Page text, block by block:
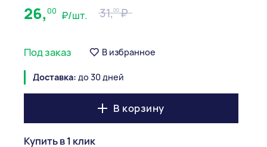
26,00 ₽/шт. 31,00
Под заказ В избранное
Доставка: до 30 дней
В корзину
Купить в 1 клик